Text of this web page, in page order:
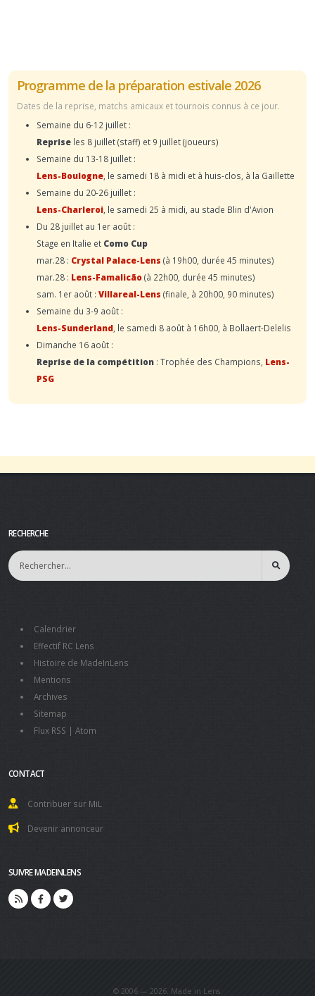
Programme de la préparation estivale 2026
Dates de la reprise, matchs amicaux et tournois connus à ce jour.
Semaine du 6-12 juillet :
Reprise les 8 juillet (staff) et 9 juillet (joueurs)
Semaine du 13-18 juillet :
Lens-Boulogne , le samedi 18 à midi et à huis-clos, à la Gaillette
Semaine du 20-26 juillet :
Lens-Charleroi , le samedi 25 à midi, au stade Blin d'Avion
Du 28 juillet au 1er août :
Stage en Italie et Como Cup
mar.28 : Crystal Palace-Lens (à 19h00, durée 45 minutes)
mar.28 : Lens-Famalicão(à 22h00, durée 45 minutes)
sam. 1er août : Villareal-Lens (finale, à 20h00, 90 minutes)
Semaine du 3-9 août :
Lens-Sunderland , le samedi 8 août à 16h00, à Bollaert-Delelis
Dimanche 16 août :
Reprise de la compétition : Trophée des Champions, Lens-
PSG
RECHERCHE
Calendrier
Effectif RC Lens
Histoire de MadeInLens
Mentions
Archives
Sitemap
Flux RSS | Atom
CONTACT
Contribuer sur MiL
Devenir annonceur
SUIVRE MADEINLENS
© 2006 — 2026. Made in Lens.